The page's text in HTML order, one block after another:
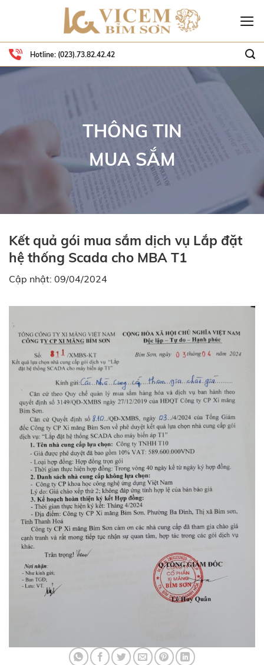
Hotline: (023).73.82.42.42
THÔNG TIN
MUA SẮM
Kết quả gói mua sắm dịch vụ Lắp đặt
hệ thống Scada cho MBA T1
Cập nhật: 09/04/2024